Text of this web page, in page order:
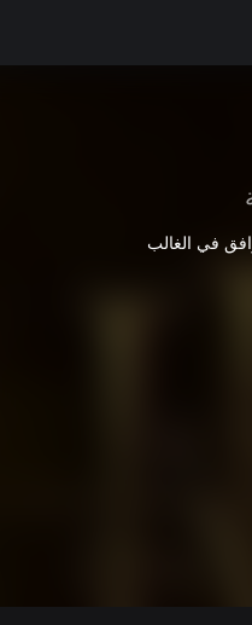
في الغالب